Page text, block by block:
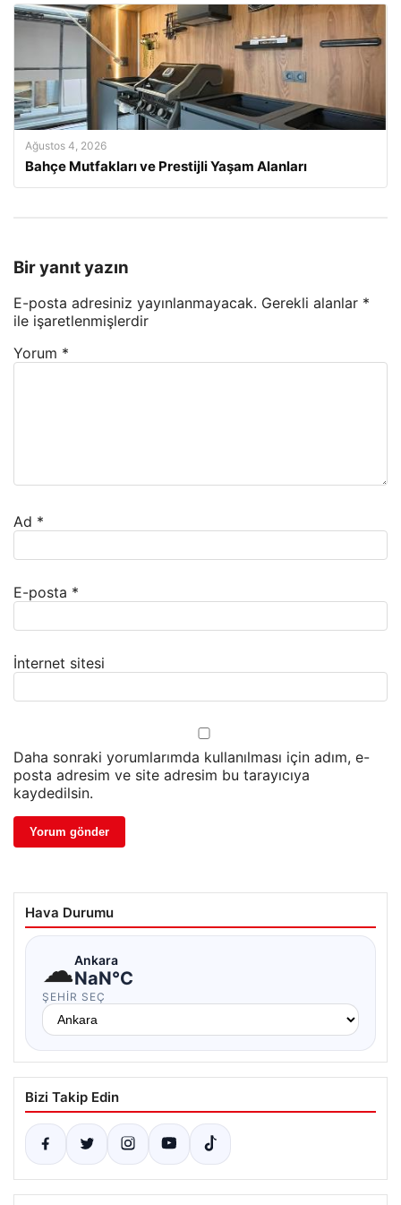
Ağustos 4, 2026
Bahçe Mutfakları ve Prestijli Yaşam Alanları
Bir yanıt yazın
E-posta adresiniz yayınlanmayacak. Gerekli alanlar *
ile işaretlenmişlerdir
Yorum *
Ad *
E-posta *
İnternet sitesi
Daha sonraki yorumlarımda kullanılması için adım, e-
posta adresim ve site adresim bu tarayıcıya
kaydedilsin.
Hava Durumu
☁Ankara
NaN°C
ŞEHIR SEÇ
Bizi Takip Edin